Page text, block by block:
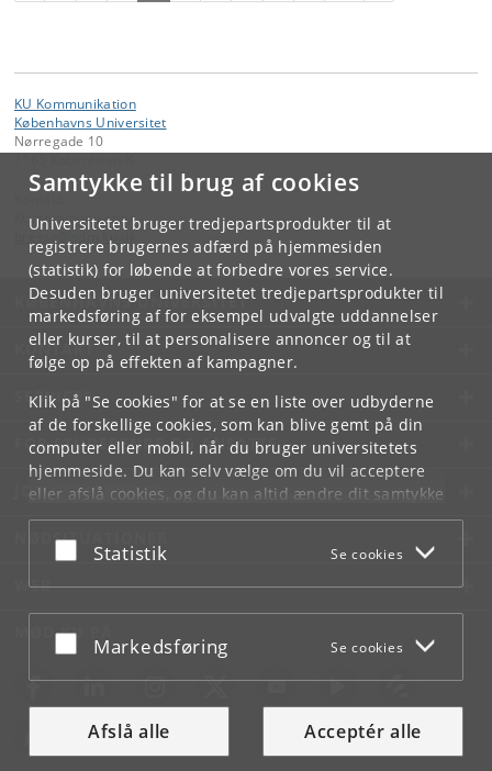
Samtykke til brug af cookies
Universitetet bruger tredjepartsprodukter til at
registrere brugernes adfærd på hjemmesiden
(statistik) for løbende at forbedre vores service.
Desuden bruger universitetet tredjepartsprodukter til
markedsføring af for eksempel udvalgte uddannelser
eller kurser, til at personalisere annoncer og til at
følge op på effekten af kampagner.
Klik på "Se cookies" for at se en liste over udbyderne
af de forskellige cookies, som kan blive gemt på din
computer eller mobil, når du bruger universitetets
hjemmeside. Du kan selv vælge om du vil acceptere
eller afslå cookies, og du kan altid ændre dit samtykke
underCookie- og privatlivspolitiksom du finder i
bunden af hver side.
Acceptér eller afslå
Statistik Se cookies
Acceptér eller afslå
Markedsføring Se cookies
Afslå alle Acceptér alle
KU Kommunikation
Københavns Universitet
Nørregade 10
KU Kommunikation
KØBENHAVNS UNIVERSITET
KONTAKT
SERVICES
FOR STUDERENDE OG ANSATTE
JOB OG KARRIERE
NØDSITUATIONER
WEB
MØD KU PÅ